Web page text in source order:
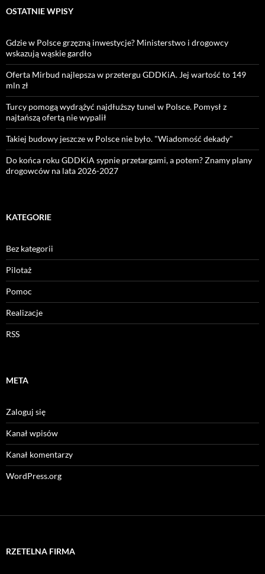
OSTATNIE WPISY
Gdzie w Polsce grzęzną inwestycje? Ministerstwo i drogowcy
wskazują wąskie gardło
Oferta Mirbud najlepsza w przetergu GDDKiA. Jej wartość to 149
mln zł
Turcy pomogą wydrążyć najdłuższy tunel w Polsce. Pomysł z
najtańszą ofertą nie wypalił
Takiej budowy jeszcze w Polsce nie było. "Wiadomość dekady"
Do końca roku GDDKiA sypnie przetargami, a potem? Znamy plany
drogowców na lata 2026-2027
KATEGORIE
Bez kategorii
Pilotaż
Pomoc
Realizacje
RSS
META
Zaloguj się
Kanał wpisów
Kanał komentarzy
WordPress.org
RZETELNA FIRMA